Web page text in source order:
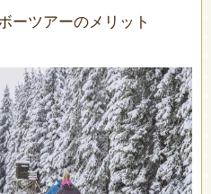
ーツアーのメリット